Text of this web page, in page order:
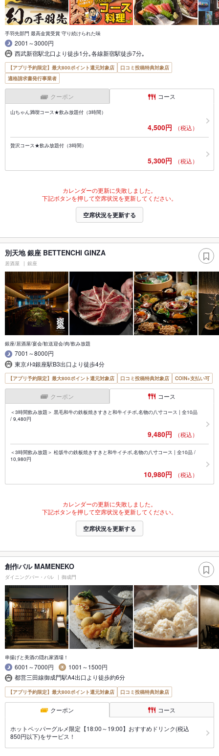
手羽先部門 最高金賞受賞 守り続けられた味
2001～3000円
西武新宿駅北口より徒歩1分｡各線新宿駅徒歩7分｡
【アプリ予約限定】最大800ポイント還元対象店
口コミ投稿特典対象店
適格請求書発行事業者
クーポン コース
山ちゃん満喫コース★飲み放題付（3時間）
4,500円 （税込）
贅沢コース★飲み放題付（3時間）
5,300円 （税込）
カレンダーの更新に失敗しました。
下記ボタンを押して空席状況を更新してください。
空席状況を更新する
別天地 銀座 BETTENCHI GINZA
居酒屋 銀座
銀座/居酒屋/宴会/歓送迎会/肉/飲み放題
7001～8000円
東京ﾒﾄﾛ銀座駅B3出口より徒歩4分
【アプリ予約限定】最大800ポイント還元対象店 口コミ投稿特典対象店 COIN+支払い可
クーポン コース
＜3時間飲み放題＞ 黒毛和牛の鉄板焼きすきと和牛イチボ,名物の八寸コース | 全10品
/ 9,480円
9,480円 （税込）
＜3時間飲み放題＞ 松坂牛の鉄板焼きすきと和牛イチボ,名物の八寸コース | 全10品 /
10,980円
10,980円 （税込）
カレンダーの更新に失敗しました。
下記ボタンを押して空席状況を更新してください。
空席状況を更新する
創作バル MAMENEKO
ダイニングバー・バル 御成門
串揚げと美酒の隠れ家酒場！
6001～7000円
1001～1500円
都営三田線御成門駅A4出口より徒歩約6分
【アプリ予約限定】最大800ポイント還元対象店 口コミ投稿特典対象店
クーポン コース
ホットペッパーグルメ限定【18:00～19:00】おすすめドリンク(税込
850円以下)をサービス！